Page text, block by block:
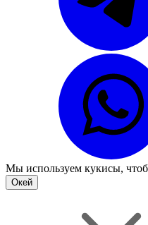
Мы используем кукисы,
Окей